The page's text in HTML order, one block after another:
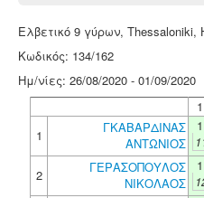
Ελβετικό 9 γύρων, Thessaloniki,
Κωδικός: 134/162
Ημ/νίες: 26/08/2020 - 01/09/2020
1
1
ΓΚΑΒΑΡΔΙΝΑΣ
ΑΝΤΩΝΙΟΣ
1
2
ΓΕΡΑΣΟΠΟΥΛΟΣ
ΝΙΚΟΛΑΟΣ
1